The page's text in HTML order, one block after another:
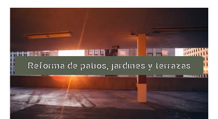
Reforma de patios, jardines y terrazas